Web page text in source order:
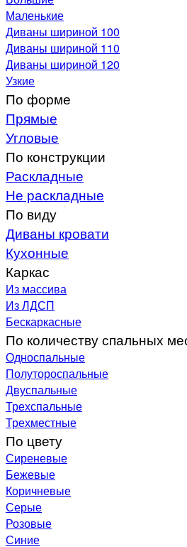
Маленькие
Диваны шириной 100
Диваны шириной 110
Диваны шириной 120
Узкие
По форме
Прямые
Угловые
По конструкции
Раскладные
Не раскладные
По виду
Диваны кровати
Кухонные
Каркас
Из массива
Из ЛДСП
Бескаркасные
По количеству спальных
Односпальные
Полутороспальные
Двуспальные
Трехспальные
Трехместные
По цвету
Сиреневые
Бежевые
Коричневые
Серые
Розовые
Синие